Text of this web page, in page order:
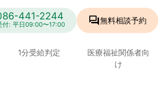
441-2244
付: 平日09:00〜17:00 forum無料相談予約
1分受給判定
医療福祉関係者向
け